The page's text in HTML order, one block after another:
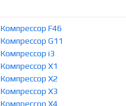
Компрессор F46
Компрессор G11
Компрессор i3
Компрессор X1
Компрессор X2
Компрессор X3
Компрессор X4